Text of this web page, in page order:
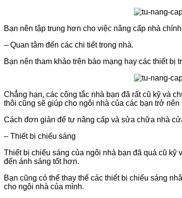
Bạn nên tập trung hơn cho việc nâng cấp nhà
– Quan tâm đến các chi tiết trong nhà.
Bạn nên tham khảo trên báo mạng hay các thiết
Chẳng hạn, các công tắc nhà bạn đã rất cũ kỹ và
thôi cũng sẽ giúp cho ngôi nhà của các bạn trở
Cách đơn giản để tự nâng cấp và sửa chữa nhà
– Thiết bị chiếu sáng
Thiết bị chiếu sáng của ngôi nhà bạn đã quá cũ
đến ánh sáng tốt hơn.
Bạn cũng có thể thay thế các thiết bị chiếu sáng
cho ngôi nhà của mình.